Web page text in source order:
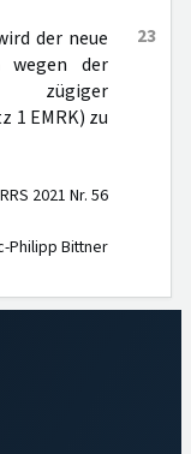
23
der neue
wegen der
zügiger
1 EMRK) zu
2021 Nr. 56
Philipp Bittner